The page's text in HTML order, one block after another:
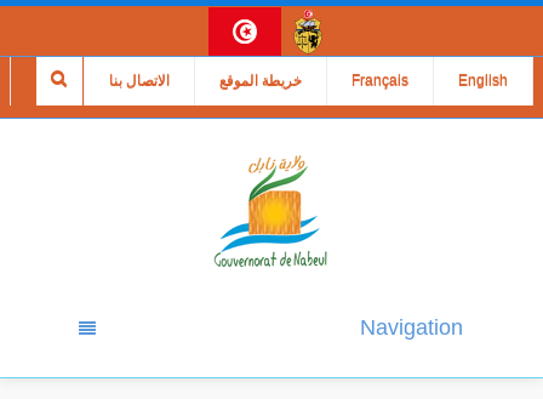
الاتصال بنا خريطة الموقع Français English
Navigation